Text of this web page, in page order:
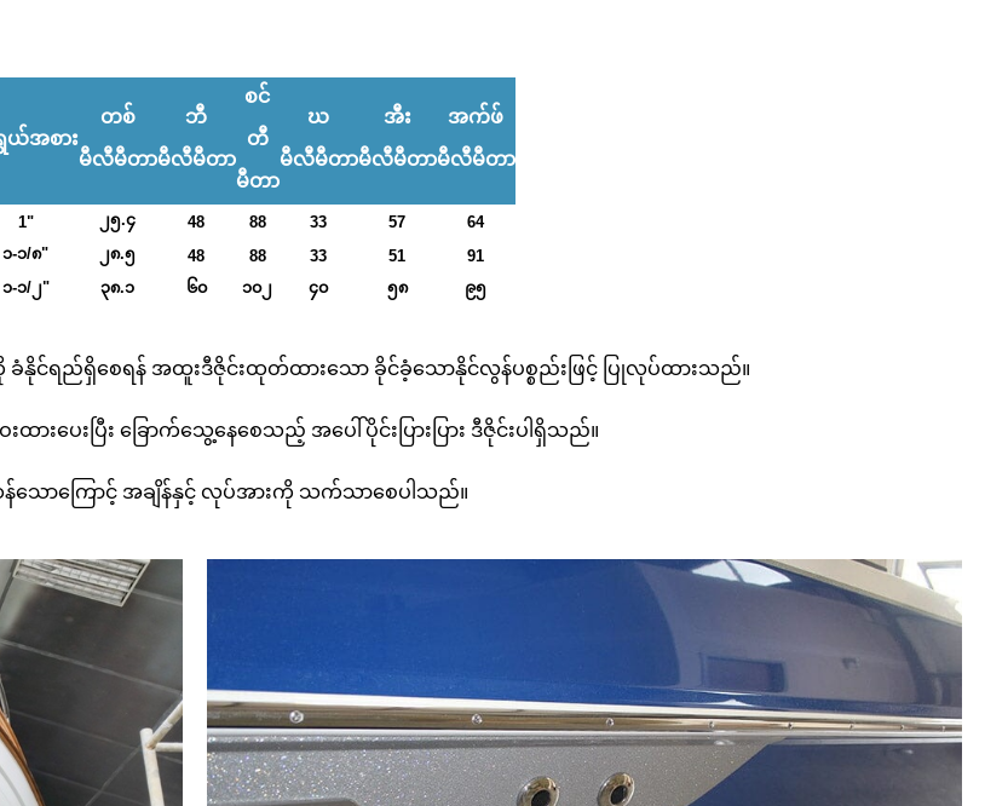
ယ်အစား
တစ်
မီလီမီတာ
ဘီ
မီလီမီတာ
စင်
တီ
မီတာ
ဃ
မီလီမီတာ
အီး
မီလီမီတာ
အက်ဖ်
မီလီမီတာ
1" ၂၅.၄ 48 88 33 57
64
၁-၁/၈" ၂၈.၅ 48 88 33 51
91
၁-၁/၂" ၃၈.၁ ၆၀ ၁၀၂ ၄၀ ၅၈ ၉၅
ရည်ရှိစေရန် အထူးဒီဇိုင်းထုတ်ထားသော ခိုင်ခံ့သောနိုင်လွန်ပစ္စည်းဖြင့် ပြုလုပ်ထားသည်။
ေးပြီး ခြောက်သွေ့နေစေသည့် အပေါ်ပိုင်းပြားပြား ဒီဇိုင်းပါရှိသည်။
သောကြောင့် အချိန်နှင့် လုပ်အားကို သက်သာစေပါသည်။